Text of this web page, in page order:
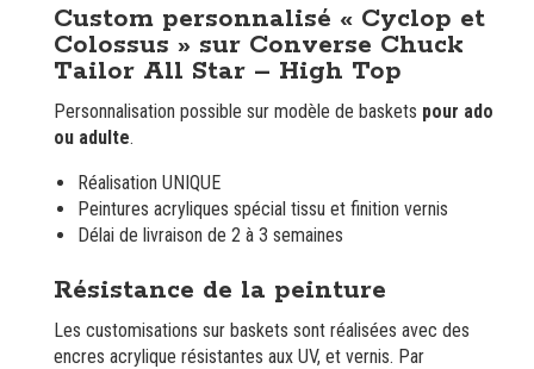
Tailor
Star
Custom personnalisé « Cyclop et
Colossus » sur Converse Chuck
Tailor All Star – High Top
Personnalisation possible sur modèle de baskets pour ado
ou adulte.
Réalisation UNIQUE
Peintures acryliques spécial tissu et finition vernis
Délai de livraison de 2 à 3 semaines
Résistance de la peinture
Les customisations sur baskets sont réalisées avec des
encres acrylique résistantes aux UV, et vernis. Par